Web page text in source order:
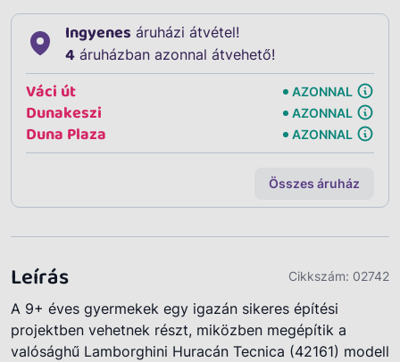
Ingyenes áruházi átvétel!
4 áruházban azonnal átvehető!
Váci út AZONNAL
Dunakeszi AZONNAL
Duna Plaza AZONNAL
Összes áruház
Leírás Cikkszám: 02742
A 9+ éves gyermekek egy igazán sikeres építési
projektben vehetnek részt, miközben megépítik a
valósághű Lamborghini Huracán Tecnica (42161) modell